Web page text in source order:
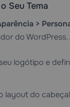
Seu Tema
>
do
logótipo e
layout do